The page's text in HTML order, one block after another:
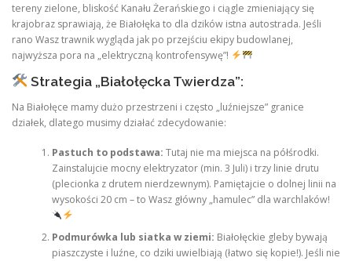
tereny zielone, bliskość Kanału Żerańskiego i ciągle zmieniający się
krajobraz sprawiają, że Białołęka to dla dzików istna autostrada. Jeśli
rano Wasz trawnik wygląda jak po przejściu ekipy budowlanej,
najwyższa pora na „elektryczną kontrofensywę”!
Strategia „Białołęcka Twierdza”:
Na Białołęce mamy dużo przestrzeni i często „luźniejsze” granice
działek, dlatego musimy działać zdecydowanie:
Pastuch to podstawa: Tutaj nie ma miejsca na półśrodki.
Zainstalujcie mocny elektryzator (min. 3 Juli) i trzy linie drutu
(plecionka z drutem nierdzewnym). Pamiętajcie o dolnej linii na
wysokości 20 cm – to Wasz główny „hamulec” dla warchlaków!
Podmurówka lub siatka w ziemi: Białołęckie gleby bywają
piaszczyste i luźne, co dziki uwielbiają (łatwo się kopie!). Jeśli nie